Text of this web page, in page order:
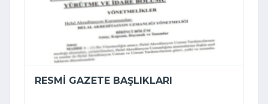
RESMI GAZETE BAŞLIKLARI